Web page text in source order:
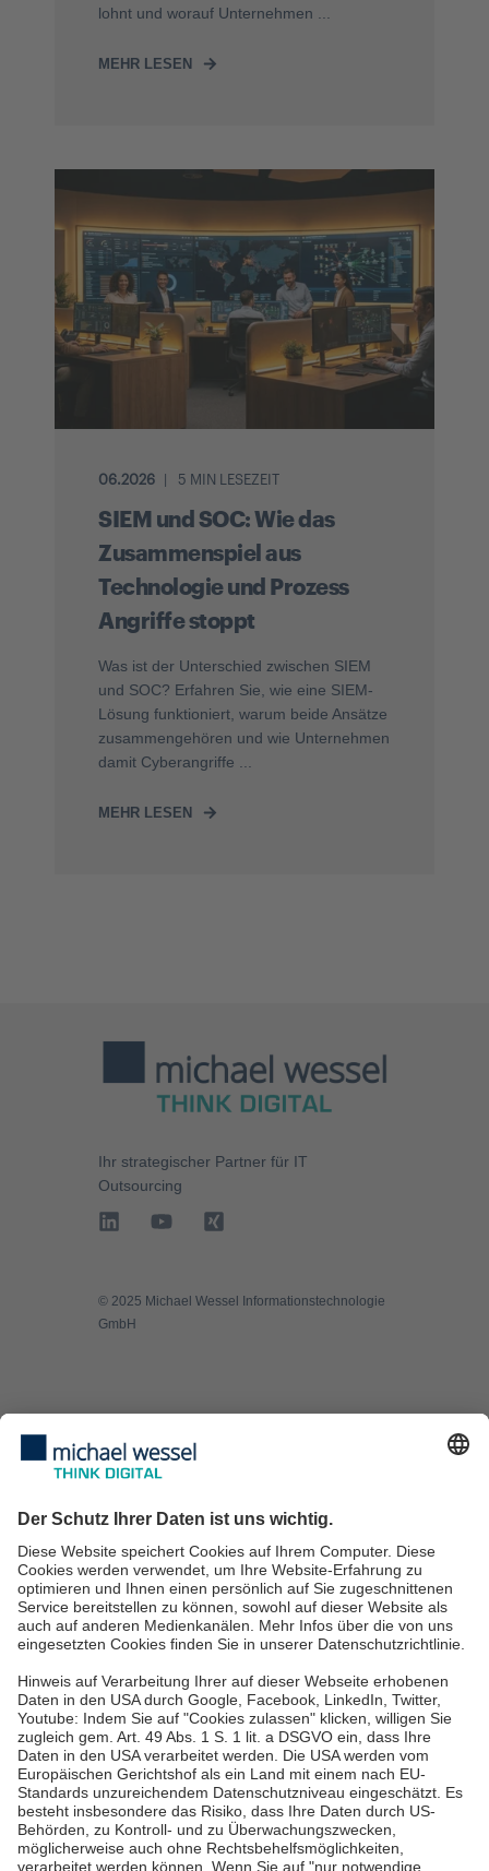
lohnt und worauf Unternehmen ...
MEHR LESEN
06.2026 5 MIN LESEZEIT
SIEM und SOC: Wie das
Zusammenspiel aus
Technologie und Prozess
Angriffe stoppt
Was ist der Unterschied zwischen SIEM
und SOC? Erfahren Sie, wie eine SIEM-
Lösung funktioniert, warum beide Ansätze
zusammengehören und wie Unternehmen
damit Cyberangriffe ...
MEHR LESEN
Ihr strategischer Partner für IT
Outsourcing
©️ 2025 Michael Wessel Informationstechnologie
GmbH
Managed Services
IT Consulting
IT-Services für KMU
IT Service Desk
Über uns
Karriere
Blog
News & Events